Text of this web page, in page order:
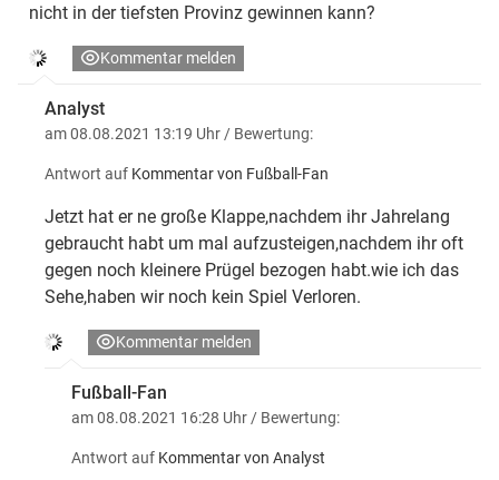
nicht in der tiefsten Provinz gewinnen kann?
Kommentar melden
Analyst
am 08.08.2021 13:19 Uhr / Bewertung:
Antwort auf Kommentar von Fußball-Fan
Jetzt hat er ne große Klappe,nachdem ihr Jahrelang
gebraucht habt um mal aufzusteigen,nachdem ihr oft
gegen noch kleinere Prügel bezogen habt.wie ich das
Sehe,haben wir noch kein Spiel Verloren.
Kommentar melden
Fußball-Fan
am 08.08.2021 16:28 Uhr / Bewertung:
Antwort auf Kommentar von Analyst